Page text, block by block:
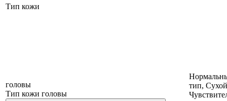
Тип кожи
головы
Тип кожи головы
тип,